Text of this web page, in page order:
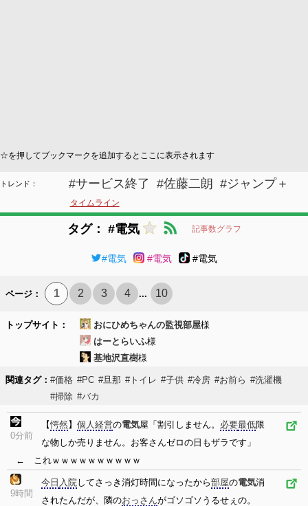
☆を押してブックマークを追加するとここに表示されます
#サービス終了 #佐藤二朗 #ジャンプ＋
タイムライン
トレンド：
タグ： #電気 記事数グラフ
#電気 #電気 #電気
ページ： 1 2 3 4 ... 10
トップサイト： おにひめちゃんの監視部屋様
はーとらいふ様
基地沢直樹様
関連タグ： #価格 #PC #旦那 #トイレ #子供 #冷房 #お前ら #洗濯機
#掃除 #バカ
0分前
【愕然】 個人経営の電気屋「割引しません。 必要最低限
な物しか売りません。お客さんゼロの日もザラです」
← これｗｗｗｗｗｗｗｗｗｗ
9時間
今日 入院してさっき消灯時間になったから部屋の電気消
されたんだが、隣のおっさんがゴソゴソうるせぇの。